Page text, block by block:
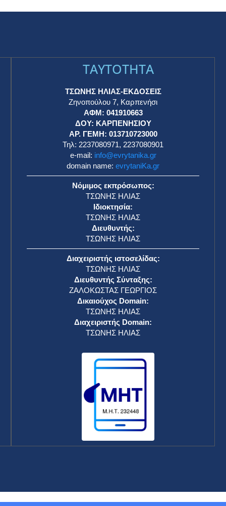
TAYTOTHTA
ΤΣΩΝΗΣ ΗΛΙΑΣ-ΕΚΔΟΣΕΙΣ
Ζηνοπούλου 7, Καρπενήσι
ΑΦΜ: 041910663
ΔΟΥ: ΚΑΡΠΕΝΗΣΙΟΥ
ΑΡ. ΓΕΜΗ: 013710723000
Τηλ: 2237080971, 2237080901
e-mail: info@evrytanika.gr
domain name: evrytaniKa.gr
Νόμιμος εκπρόσωπος:
ΤΣΩΝΗΣ ΗΛΙΑΣ
Ιδιοκτησία:
ΤΣΩΝΗΣ ΗΛΙΑΣ
Διευθυντής:
ΤΣΩΝΗΣ ΗΛΙΑΣ
Διαχειριστής ιστοσελίδας:
ΤΣΩΝΗΣ ΗΛΙΑΣ
Διευθυντής Σύνταξης:
ΖΑΛΟΚΩΣΤΑΣ ΓΕΩΡΓΙΟΣ
Δικαιούχος Domain:
ΤΣΩΝΗΣ ΗΛΙΑΣ
Διαχειριστής Domain:
ΤΣΩΝΗΣ ΗΛΙΑΣ